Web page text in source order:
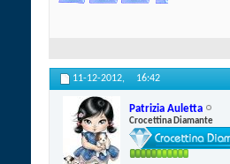
11-12-2012, 16:42
Patrizia Auletta
Crocettina Diamante